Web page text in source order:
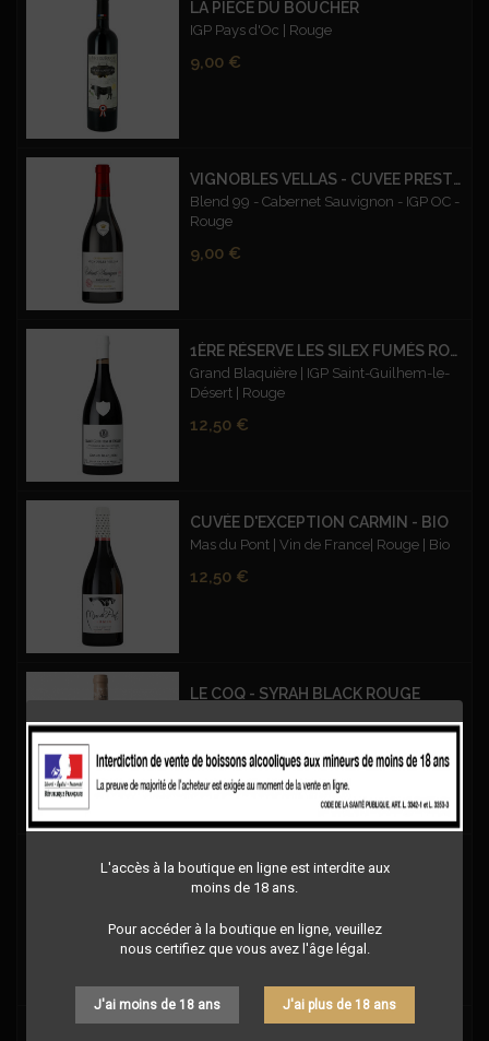
L'accès à la boutique en ligne est interdite aux
moins de 18 ans.
Pour accéder à la boutique en ligne, veuillez
nous certifiez que vous avez l'âge légal.
J'ai moins de 18 ans J'ai plus de 18 ans
LA PIÈCE DU BOUCHER
IGP Pays d'Oc | Rouge
Prix
9,00 €
VIGNOBLES VELLAS - CUVEE PRESTIGE BLEND 99 CABERNET SAUVIGNON – ROUGE
Blend 99 - Cabernet Sauvignon - IGP OC -
Rouge
Prix
9,00 €
1ÈRE RÉSERVE LES SILEX FUMÉS ROUGE
Grand Blaquière | IGP Saint-Guilhem-le-
Désert | Rouge
Prix
12,50 €
CUVÉE D'EXCEPTION CARMIN - BIO
Mas du Pont | Vin de France| Rouge | Bio
Prix
12,50 €
LE COQ - SYRAH BLACK ROUGE
MR BURGER
AOP Languedoc | Rouge
Prix
11,50 €